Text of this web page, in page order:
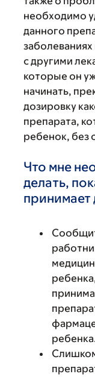
необходимо
данного
с другими
которые он
начинать,
дозировку
препарата,
ребенок, без
Что мне
делать,
принимает